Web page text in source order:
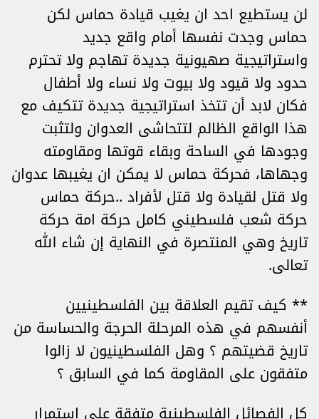
لن يستطيع احد ان يغيب قيادة حماس لكن
حماس وجدت نفسها أمام واقع جديد
واستراتيجية صهيونية جديدة تهاجم ولا تحترم
حدود ولا قيود ولا بيوت ولا نساء ولا أطفال
فكان لابد أن تتخذ استراتيجية جديدة تتكيف مع
هذا الواقع الظالم لتتحاشى العدوان ولتثبت
وجودها في الساحة وبقاء قوتها ومقاومته
وجهاها، فحركة حماس لا يمكن ان يغيبها عدوان
ولا قتل لقيادة ولا قتل لأفراد ..حركة حماس
حركة شعب فلسطيني كامل حركة امة حركة
تاريخ وهي المنتصرة في النهاية إن شاء الله
تعالى.
** كيف تقيم العلاقة بين الفلسطينيين
أنفسهم في هذه المرحلة الحرجة والحساسة من
تاريخ قضيتهم ؟ وهل الفلسطينيون لا زالوا
متفقون على المقاومة كما في السابق ؟
كل الفصائل الفلسطينية متفقة على استمرار